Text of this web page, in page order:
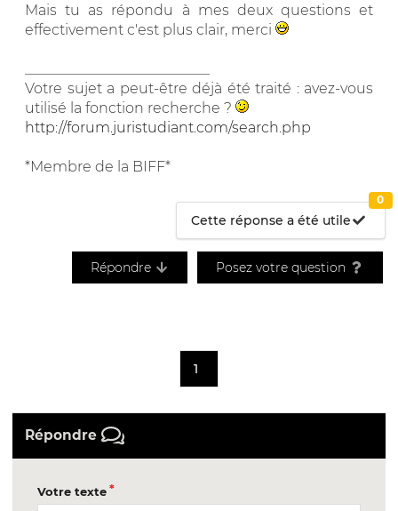
Mais tu as répondu à mes deux questions et
effectivement c'est plus clair, merci
Votre sujet a peut-être déjà été traité : avez-vous
utilisé la fonction recherche ?
http://forum.juristudiant.com/search.php
*Membre de la BIFF*
Cette réponse a été utile
0
Répondre Posez votre question
1
Répondre
Votre texte